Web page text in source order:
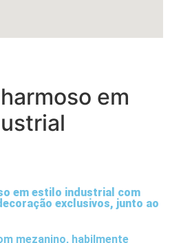
em
em estilo industrial com
exclusivos, junto ao
mezanino, habilmente